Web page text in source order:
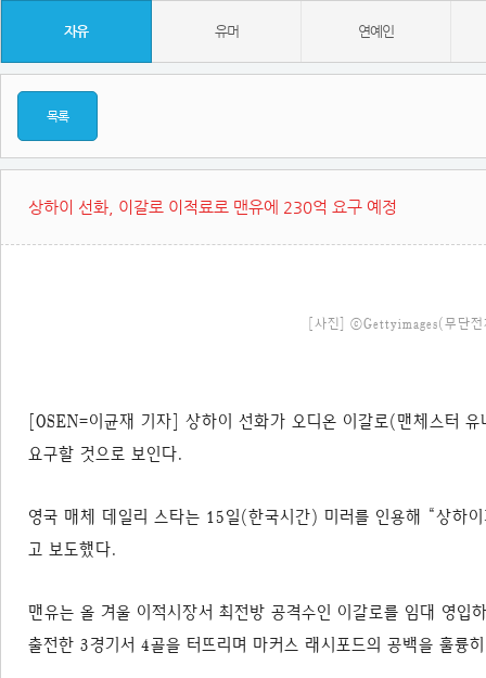
자유 유머 연예인
목록
상하이 선화, 이갈로 이적료로 맨유에 230억 요구 예정
[사진] ⓒGettyimages(무단전
[OSEN=이균재 기자] 상하이 선화가 오디온 이갈로(맨체스터
요구할 것으로 보인다.
영국 매체 데일리 스타는 15일(한국시간) 미러를 인용해 “상하
고 보도했다.
맨유는 올 겨울 이적시장서 최전방 공격수인 이갈로를 임대 영
출전한 3경기서 4골을 터뜨리며 마커스 래시포드의 공백을 훌륭